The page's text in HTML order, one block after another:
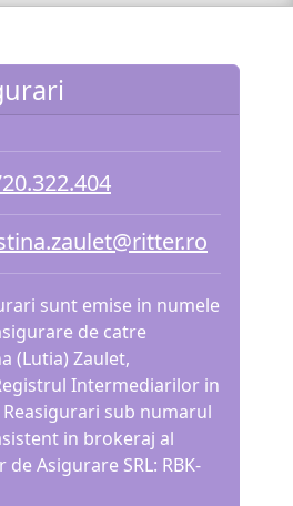
sunt emise in numele
de catre
(Lutia) Zaulet,
Intermediarilor in
sub numarul
in brokeraj al
Asigurare SRL: RBK-